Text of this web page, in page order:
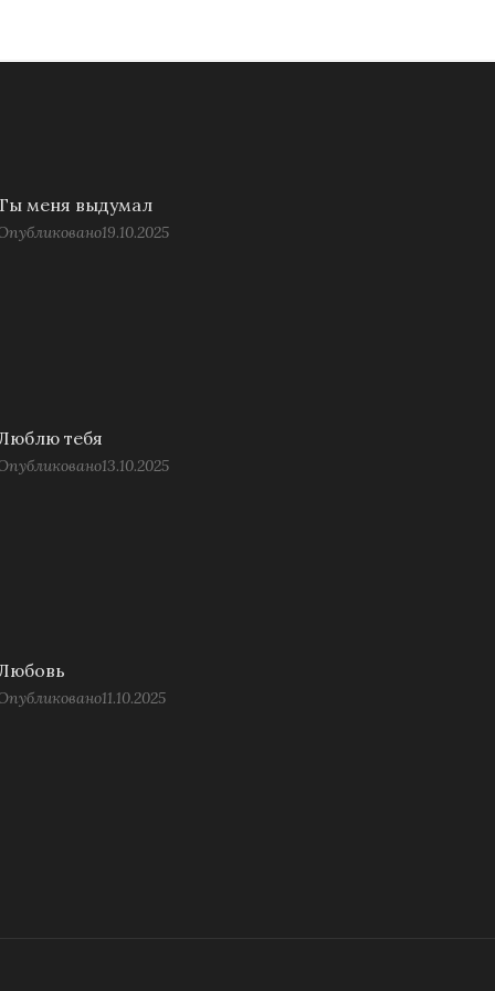
меня выдумал
19.10.2025
тебя
13.10.2025
11.10.2025